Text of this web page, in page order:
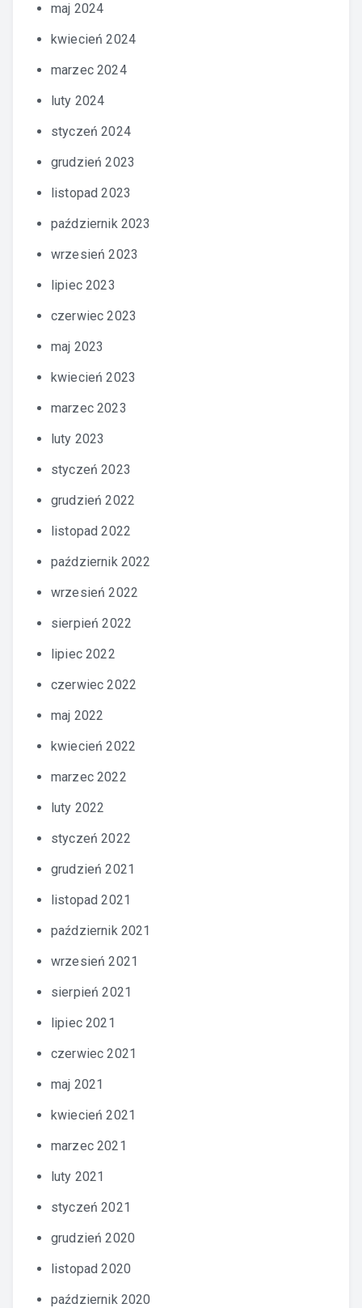
maj 2024
kwiecień 2024
marzec 2024
luty 2024
styczeń 2024
grudzień 2023
listopad 2023
październik 2023
wrzesień 2023
lipiec 2023
czerwiec 2023
maj 2023
kwiecień 2023
marzec 2023
luty 2023
styczeń 2023
grudzień 2022
listopad 2022
październik 2022
wrzesień 2022
sierpień 2022
lipiec 2022
czerwiec 2022
maj 2022
kwiecień 2022
marzec 2022
luty 2022
styczeń 2022
grudzień 2021
listopad 2021
październik 2021
wrzesień 2021
sierpień 2021
lipiec 2021
czerwiec 2021
maj 2021
kwiecień 2021
marzec 2021
luty 2021
styczeń 2021
grudzień 2020
listopad 2020
październik 2020